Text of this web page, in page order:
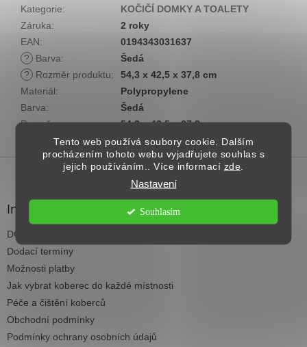
Tento web používá soubory cookie. Dalším
procházením tohoto webu vyjadřujete souhlas s
jejich používáním.. Více informací zde
Nastavení
Souhlasím
Kategorie:
KOČIČÍ DOMKY A TOALETY
Záruka:
2 roky
EAN:
0194343031637
?
Barva:
Šedá
?
Rozměr produktu:
54,3 x 42,5 x 37,8 cm
Materiál:
Polypropylene
Barva:
Šedá
Rozměr: 54,3 x 42,5 x 37,8 cm
Informace pro vás
DOPRAVA NAD 2.500,- KČ ZDARMA
Dodací termíny
Možnosti platby
Jak vybrat koberec do každé místnosti
Péče a čištění koberců
Obchodní podmínky
Podmínky ochrany osobních údajů